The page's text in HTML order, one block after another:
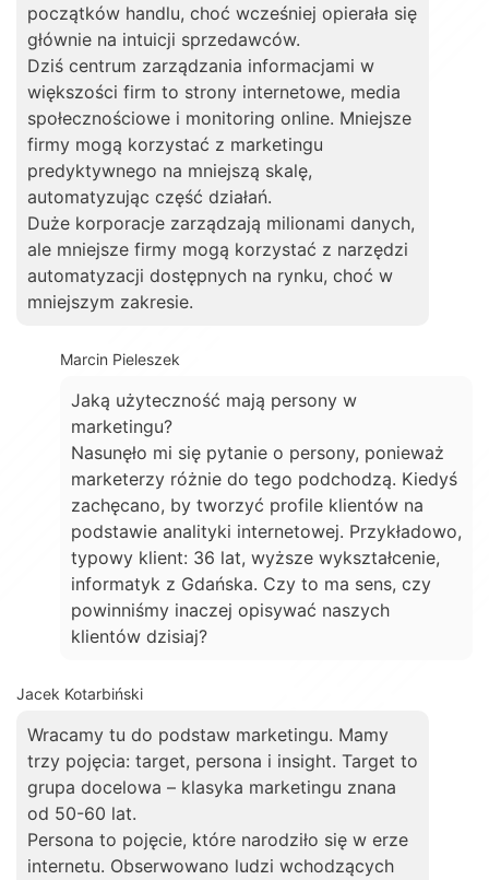
początków handlu, choć wcześniej opierała się
głównie na intuicji sprzedawców.
Dziś centrum zarządzania informacjami w
większości firm to strony internetowe, media
społecznościowe i monitoring online. Mniejsze
firmy mogą korzystać z marketingu
predyktywnego na mniejszą skalę,
automatyzując część działań.
Duże korporacje zarządzają milionami danych,
ale mniejsze firmy mogą korzystać z narzędzi
automatyzacji dostępnych na rynku, choć w
mniejszym zakresie.
Marcin Pieleszek
Jaką użyteczność mają persony w
marketingu?
Nasunęło mi się pytanie o persony, ponieważ
marketerzy różnie do tego podchodzą. Kiedyś
zachęcano, by tworzyć profile klientów na
podstawie analityki internetowej. Przykładowo,
typowy klient: 36 lat, wyższe wykształcenie,
informatyk z Gdańska. Czy to ma sens, czy
powinniśmy inaczej opisywać naszych
klientów dzisiaj?
Jacek Kotarbiński
Wracamy tu do podstaw marketingu. Mamy
trzy pojęcia: target, persona i insight. Target to
grupa docelowa – klasyka marketingu znana
od 50-60 lat.
Persona to pojęcie, które narodziło się w erze
internetu. Obserwowano ludzi wchodzących